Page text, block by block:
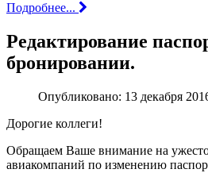
Подробнее...
Редактирование
бронировании.
Опубликовано: 13 декабря
Дорогие коллеги!
Обращаем Ваше внимание на
авиакомпаний по изменению